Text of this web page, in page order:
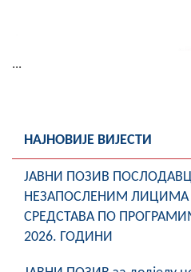
...
НАЈНОВИЈЕ ВИЈЕСТИ
ЈАВНИ ПОЗИВ
НЕЗАПОСЛЕНИМ
СРЕДСТАВА ПО
2026. ГОДИНИ